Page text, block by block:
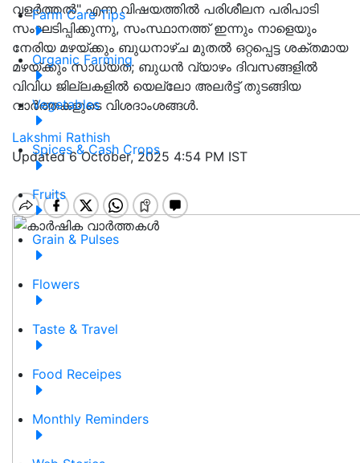
Farm Care Tips
Organic Farming
Vegetables
Spices & Cash Crops
Fruits
Grain & Pulses
Flowers
Taste & Travel
Food Receipes
Monthly Reminders
വളർത്തൽ" എന്ന വിഷയത്തിൽ പരിശീലന പരിപാടി
സംഘടിപ്പിക്കുന്നു, സംസ്ഥാനത്ത് ഇന്നും നാളെയും
നേരിയ മഴയ്ക്കും ബുധനാഴ്ച മുതൽ ഒറ്റപ്പെട്ട ശക്തമായ
മഴയ്ക്കും സാധ്യത; ബുധൻ വ്യാഴം ദിവസങ്ങളിൽ
വിവിധ ജില്ലകളിൽ യെല്ലോ അലർട്ട് തുടങ്ങിയ
വാർത്തകളുടെ വിശദാംശങ്ങൾ.
Lakshmi Rathish
Updated 6 October, 2025 4:54 PM IST